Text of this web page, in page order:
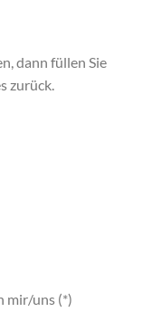
dann füllen Sie
zurück.
mir/uns (*)